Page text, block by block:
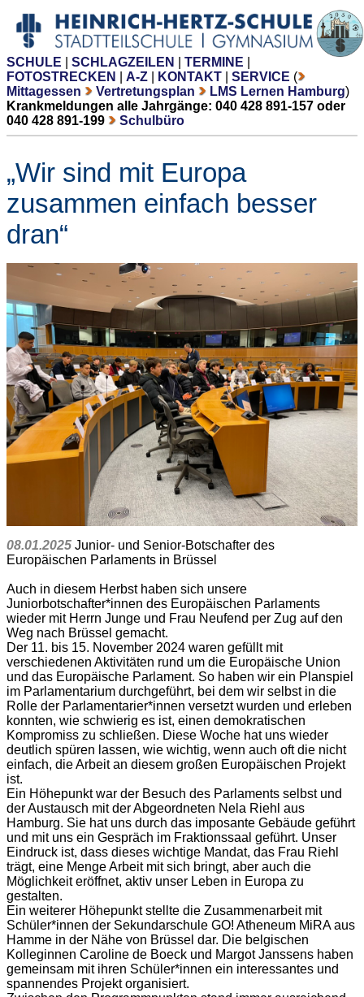
SCHULE SCHLAGZEILEN TERMINE
FOTOSTRECKEN
A-Z KONTAKT SERVICE (
Mittagessen
Vertretungsplan LMS Lernen Hamburg)
Krankmeldungen alle Jahrgänge: 040 428 891-157 oder
040 428 891-199
Schulbüro
„Wir sind mit Europa
zusammen einfach besser
dran“
08.01.2025 Junior- und Senior-Botschafter des
Europäischen Parlaments in Brüssel
Auch in diesem Herbst haben sich unsere
Juniorbotschafter*innen des Europäischen Parlaments
wieder mit Herrn Junge und Frau Neufend per Zug auf den
Weg nach Brüssel gemacht.
Der 11. bis 15. November 2024 waren gefüllt mit
verschiedenen Aktivitäten rund um die Europäische Union
und das Europäische Parlament. So haben wir ein Planspiel
im Parlamentarium durchgeführt, bei dem wir selbst in die
Rolle der Parlamentarier*innen versetzt wurden und erleben
konnten, wie schwierig es ist, einen demokratischen
Kompromiss zu schließen. Diese Woche hat uns wieder
deutlich spüren lassen, wie wichtig, wenn auch oft die nicht
einfach, die Arbeit an diesem großen Europäischen Projekt
ist.
Ein Höhepunkt war der Besuch des Parlaments selbst und
der Austausch mit der Abgeordneten Nela Riehl aus
Hamburg. Sie hat uns durch das imposante Gebäude geführt
und mit uns ein Gespräch im Fraktionssaal geführt. Unser
Eindruck ist, dass dieses wichtige Mandat, das Frau Riehl
trägt, eine Menge Arbeit mit sich bringt, aber auch die
Möglichkeit eröffnet, aktiv unser Leben in Europa zu
gestalten.
Ein weiterer Höhepunkt stellte die Zusammenarbeit mit
Schüler*innen der Sekundarschule GO! Atheneum MiRA aus
Hamme in der Nähe von Brüssel dar. Die belgischen
Kolleginnen Caroline de Boeck und Margot Janssens haben
gemeinsam mit ihren Schüler*innen ein interessantes und
spannendes Projekt organisiert.